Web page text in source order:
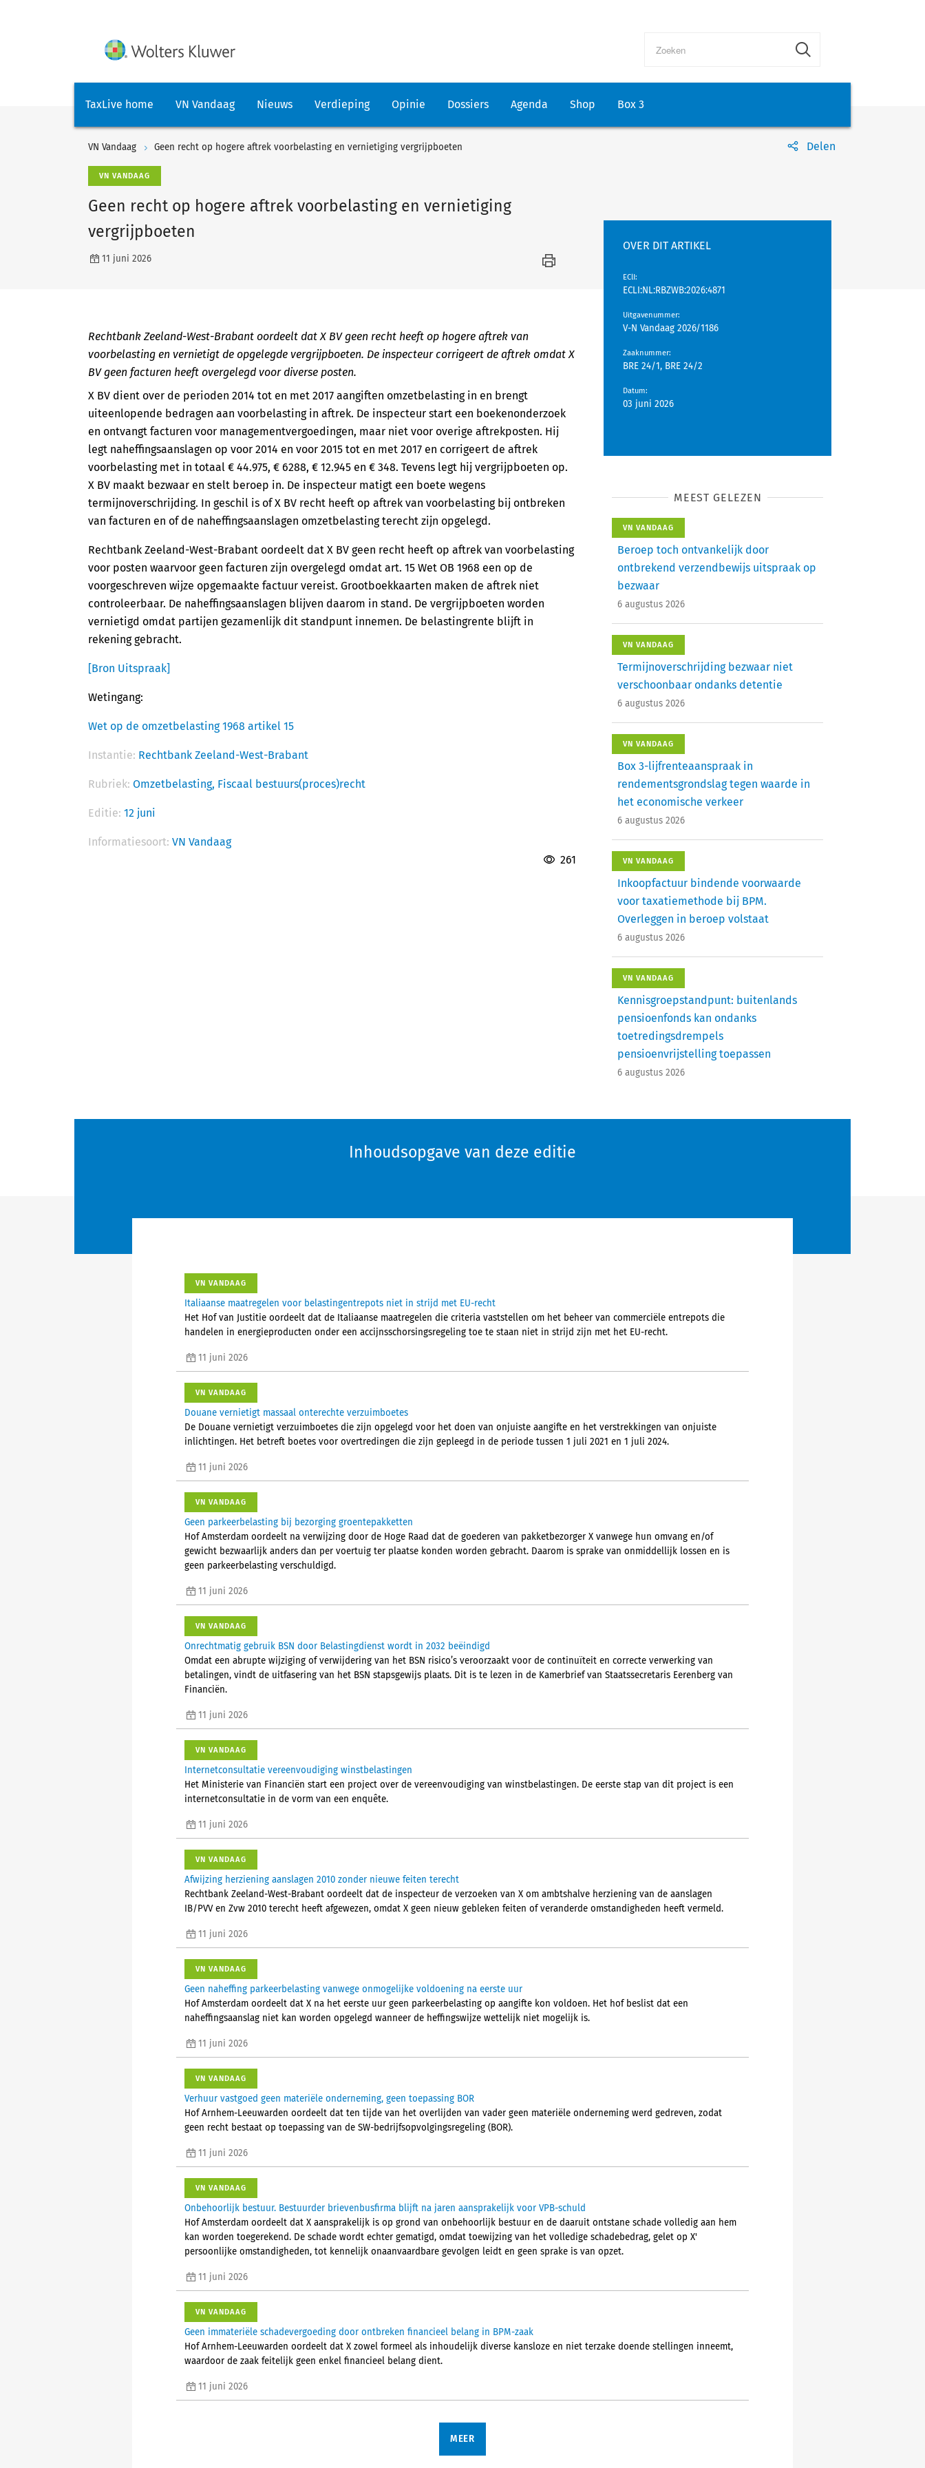
TaxLive home VN Vandaag Nieuws Verdieping Opinie Dossiers Agenda Shop Box 3
VN Vandaag Geen recht op hogere aftrek voorbelasting en vernietiging vergrijpboeten Delen
VN VANDAAG
Geen recht op hogere aftrek voorbelasting en vernietiging
vergrijpboeten
11 juni 2026
Rechtbank Zeeland-West-Brabant oordeelt dat X BV geen recht heeft op hogere aftrek van
voorbelasting en vernietigt de opgelegde vergrijpboeten. De inspecteur corrigeert de aftrek omdat X
BV geen facturen heeft overgelegd voor diverse posten.
X BV dient over de perioden 2014 tot en met 2017 aangiften omzetbelasting in en brengt
uiteenlopende bedragen aan voorbelasting in aftrek. De inspecteur start een boekenonderzoek
en ontvangt facturen voor managementvergoedingen, maar niet voor overige aftrekposten. Hij
legt naheffingsaanslagen op voor 2014 en voor 2015 tot en met 2017 en corrigeert de aftrek
voorbelasting met in totaal € 44.975, € 6288, € 12.945 en € 348. Tevens legt hij vergrijpboeten op.
X BV maakt bezwaar en stelt beroep in. De inspecteur matigt een boete wegens
termijnoverschrijding. In geschil is of X BV recht heeft op aftrek van voorbelasting bij ontbreken
van facturen en of de naheffingsaanslagen omzetbelasting terecht zijn opgelegd.
Rechtbank Zeeland-West-Brabant oordeelt dat X BV geen recht heeft op aftrek van voorbelasting
voor posten waarvoor geen facturen zijn overgelegd omdat art. 15 Wet OB 1968 een op de
voorgeschreven wijze opgemaakte factuur vereist. Grootboekkaarten maken de aftrek niet
controleerbaar. De naheffingsaanslagen blijven daarom in stand. De vergrijpboeten worden
vernietigd omdat partijen gezamenlijk dit standpunt innemen. De belastingrente blijft in
rekening gebracht.
[Bron Uitspraak]
Wetingang:
Wet op de omzetbelasting 1968 artikel 15
Instantie: Rechtbank Zeeland-West-Brabant
Rubriek: Omzetbelasting, Fiscaal bestuurs(proces)recht
Editie: 12 juni
Informatiesoort: VN Vandaag
261
OVER DIT ARTIKEL
EClI:
ECLI:NL:RBZWB:2026:4871
Uitgavenummer:
V-N Vandaag 2026/1186
Zaaknummer:
BRE 24/1, BRE 24/2
Datum:
03 juni 2026
MEEST GELEZEN
VN VANDAAG
Beroep toch ontvankelijk door
ontbrekend verzendbewijs uitspraak op
bezwaar
6 augustus 2026
VN VANDAAG
Termijnoverschrijding bezwaar niet
verschoonbaar ondanks detentie
6 augustus 2026
VN VANDAAG
Box 3-lijfrenteaanspraak in
rendementsgrondslag tegen waarde in
het economische verkeer
6 augustus 2026
VN VANDAAG
Inkoopfactuur bindende voorwaarde
voor taxatiemethode bij BPM.
Overleggen in beroep volstaat
6 augustus 2026
VN VANDAAG
Kennisgroepstandpunt: buitenlands
pensioenfonds kan ondanks
toetredingsdrempels
pensioenvrijstelling toepassen
6 augustus 2026
Inhoudsopgave van deze editie
VN VANDAAG
Italiaanse maatregelen voor belastingentrepots niet in strijd met EU-recht
Het Hof van Justitie oordeelt dat de Italiaanse maatregelen die criteria vaststellen om het beheer van commerciële entrepots die
handelen in energieproducten onder een accijnsschorsingsregeling toe te staan niet in strijd zijn met het EU-recht.
11 juni 2026
VN VANDAAG
Douane vernietigt massaal onterechte verzuimboetes
De Douane vernietigt verzuimboetes die zijn opgelegd voor het doen van onjuiste aangifte en het verstrekkingen van onjuiste
inlichtingen. Het betreft boetes voor overtredingen die zijn gepleegd in de periode tussen 1 juli 2021 en 1 juli 2024.
11 juni 2026
VN VANDAAG
Geen parkeerbelasting bij bezorging groentepakketten
Hof Amsterdam oordeelt na verwijzing door de Hoge Raad dat de goederen van pakketbezorger X vanwege hun omvang en/of
gewicht bezwaarlijk anders dan per voertuig ter plaatse konden worden gebracht. Daarom is sprake van onmiddellijk lossen en is
geen parkeerbelasting verschuldigd.
11 juni 2026
VN VANDAAG
Onrechtmatig gebruik BSN door Belastingdienst wordt in 2032 beëindigd
Omdat een abrupte wijziging of verwijdering van het BSN risico’s veroorzaakt voor de continuïteit en correcte verwerking van
betalingen, vindt de uitfasering van het BSN stapsgewijs plaats. Dit is te lezen in de Kamerbrief van Staatssecretaris Eerenberg van
Financiën.
11 juni 2026
VN VANDAAG
Internetconsultatie vereenvoudiging winstbelastingen
Het Ministerie van Financiën start een project over de vereenvoudiging van winstbelastingen. De eerste stap van dit project is een
internetconsultatie in de vorm van een enquête.
11 juni 2026
VN VANDAAG
Afwijzing herziening aanslagen 2010 zonder nieuwe feiten terecht
Rechtbank Zeeland-West-Brabant oordeelt dat de inspecteur de verzoeken van X om ambtshalve herziening van de aanslagen
IB/PVV en Zvw 2010 terecht heeft afgewezen, omdat X geen nieuw gebleken feiten of veranderde omstandigheden heeft vermeld.
11 juni 2026
VN VANDAAG
Geen naheffing parkeerbelasting vanwege onmogelijke voldoening na eerste uur
Hof Amsterdam oordeelt dat X na het eerste uur geen parkeerbelasting op aangifte kon voldoen. Het hof beslist dat een
naheffingsaanslag niet kan worden opgelegd wanneer de heffingswijze wettelijk niet mogelijk is.
11 juni 2026
VN VANDAAG
Verhuur vastgoed geen materiële onderneming, geen toepassing BOR
Hof Arnhem-Leeuwarden oordeelt dat ten tijde van het overlijden van vader geen materiële onderneming werd gedreven, zodat
geen recht bestaat op toepassing van de SW-bedrijfsopvolgingsregeling (BOR).
11 juni 2026
VN VANDAAG
Onbehoorlijk bestuur. Bestuurder brievenbusfirma blijft na jaren aansprakelijk voor VPB-schuld
Hof Amsterdam oordeelt dat X aansprakelijk is op grond van onbehoorlijk bestuur en de daaruit ontstane schade volledig aan hem
kan worden toegerekend. De schade wordt echter gematigd, omdat toewijzing van het volledige schadebedrag, gelet op X'
persoonlijke omstandigheden, tot kennelijk onaanvaardbare gevolgen leidt en geen sprake is van opzet.
11 juni 2026
VN VANDAAG
Geen immateriële schadevergoeding door ontbreken financieel belang in BPM-zaak
Hof Arnhem-Leeuwarden oordeelt dat X zowel formeel als inhoudelijk diverse kansloze en niet terzake doende stellingen inneemt,
waardoor de zaak feitelijk geen enkel financieel belang dient.
11 juni 2026
MEER